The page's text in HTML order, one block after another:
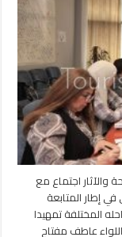
والآثار اجتماع مع
إطار المتابعة
المختلفة تمهيدا
عاطف مفتاح